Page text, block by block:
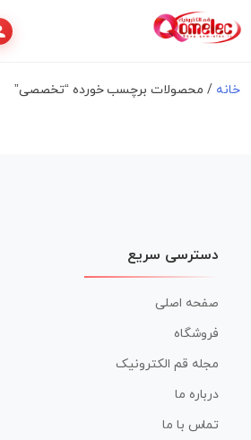
خانه / محصولات برچسب خورده “تخصصی”
دسترسی سریع
صفحه اصلی
فروشگاه
مجله قم الکترونیک
درباره ما
تماس با ما